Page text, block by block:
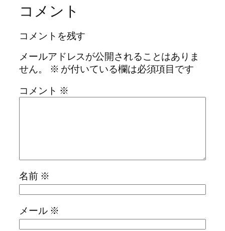
コメント
コメントを残す
メールアドレスが公開されることはありま
せん。
※ が付いている欄は必須項目です
コメント ※
名前 ※
メール ※